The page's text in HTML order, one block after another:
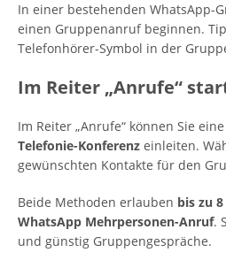
In einer bestehenden WhatsApp-
einen Gruppenanruf beginnen.
Telefonhörer-Symbol in der
Im Reiter „Anrufe“
Im Reiter „Anrufe“ können Sie
Telefonie-Konferenz einleiten.
gewünschten Kontakte für den
Beide Methoden erlauben bis zu
WhatsApp Mehrpersonen-Anruf.
und günstig Gruppengespräche.